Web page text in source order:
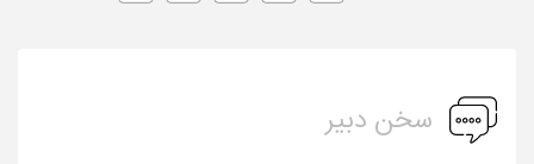
سخن دبیر